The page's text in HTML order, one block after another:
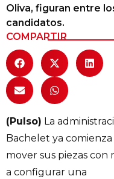
Calendario de
Revistas Digital
Siguenos
Oliva, figuran entre
candidatos.
COMPARTIR
(Pulso) La
Bachelet ya comienza
mover sus piezas con
a configurar una